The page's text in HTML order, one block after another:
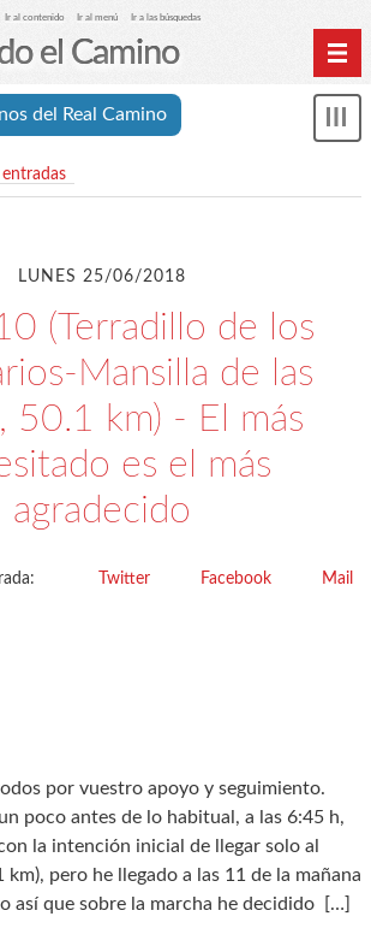
Ir al contenido Ir al menú Ir a las búsquedas
el Camino
Inicio
analítico (etiquetas)
del Real Camino
LUNES 25/06/2018
(Terradillo de los
Mansilla de las
50.1 km) - El más
es el más
agradecido
Twitter Facebook Mail
por vuestro apoyo y seguimiento.
poco antes de lo habitual, a las 6:45 h,
la intención inicial de llegar solo al
km), pero he llegado a las 11 de la mañana
así que sobre la marcha he decidido
[…]